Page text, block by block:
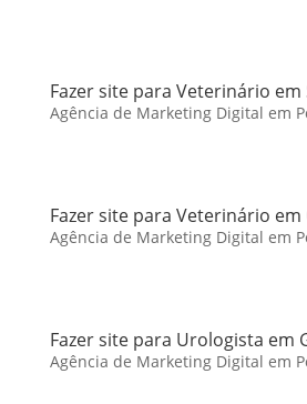
Fazer site para Veterinário em
Agência de Marketing Digital em
Fazer site para Veterinário em
Agência de Marketing Digital em
Fazer site para Urologista em
Agência de Marketing Digital em